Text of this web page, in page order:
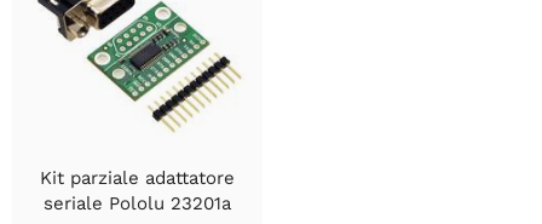
Kit parziale adattatore
seriale Pololu 23201a